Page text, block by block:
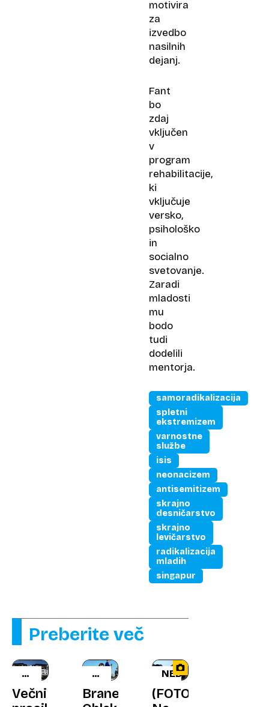
motivira
za
izvedbo
nasilnih
dejanj.
Fant
bo
zdaj
vključen
v
program
rehabilitacije,
ki
vključuje
versko,
psihološko
in
socialno
svetovanje.
Zaradi
mladosti
mu
bodo
tudi
dodelili
mentorja.
samoradikalizacija
spletni
ekstremizem
varnostne
službe
isis
neonacizem
antisemitizem
skrajno
desničarstvo
skrajno
levičarstvo
radikalizacija
mladih
singapur
Preberite več
VSEVEDA
NEDA
Večni
ŠPORTNE
Brane
NEBO
(FOTO)